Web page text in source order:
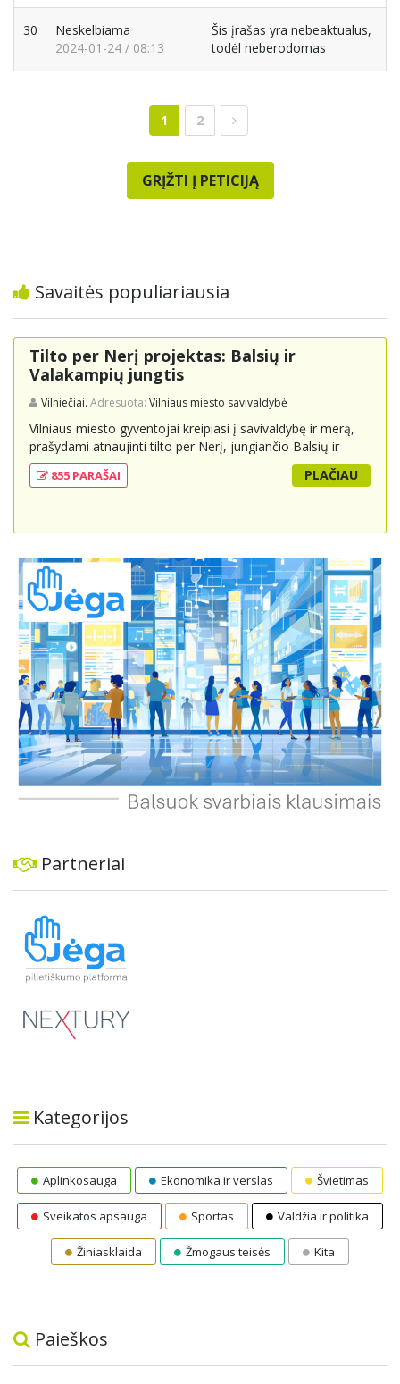
30
Neskelbiama
2024-01-24 / 08:13
Šis įrašas yra nebeaktualus,
todėl neberodomas
1 2
GRĮŽTI Į PETICIJĄ
Savaitės populiariausia
Tilto per Nerį projektas: Balsių ir
Valakampių jungtis
Vilniečiai. Adresuota: Vilniaus miesto savivaldybė
Vilniaus miesto gyventojai kreipiasi į savivaldybę ir merą,
prašydami atnaujinti tilto per Nerį, jungiančio Balsių ir
Valakampių kryptis, projektą ir įtraukti jį į miesto
strateginius susisiekimo planus. Šis tiltas ne tik padėtų
suteikdamas daugiau susisiekimo galimybių tiek
dviratininkams. Gyventojai ragina atlikti techninę,
ekonominę ir transporto analizę, organizuoti viešas
konsultacijas ir integruoti projektą į ilgalaikius miesto
planus, siekiant užtikrinti transporto sistemos patikimumą
ir prisitaikymą prie sparčiai augančio miesto poreikių.
855 PARAŠAI PLAČIAU
Partneriai
Kategorijos
Aplinkosauga Ekonomika ir verslas Švietimas
Sveikatos apsauga Sportas Valdžia ir politika
Žiniasklaida Žmogaus teisės Kita
Paieškos